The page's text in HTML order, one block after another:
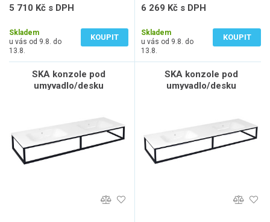
5 710 Kč s DPH
Skladem
u vás od 9.8. do
13.8.
KOUPIT
6 269 Kč s DPH
Skladem
u vás od 9.8. do
13.8.
KOUPIT
SKA konzole pod
umyvadlo/desku
SKA konzole pod
umyvadlo/desku